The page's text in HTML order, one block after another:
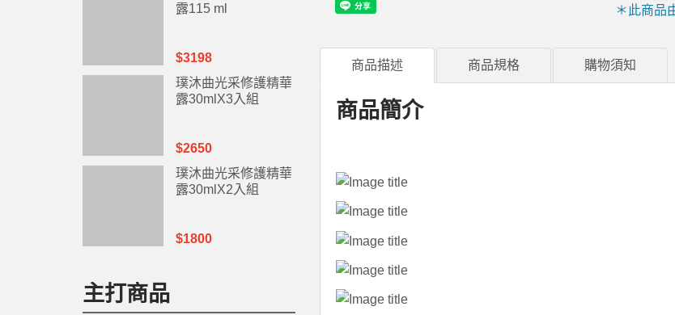
＊此商品
商品描述 商品規格 購物須知
商品簡介
露115 ml
$3198
璞沐曲光采修護精華
露30mlX3入組
$2650
璞沐曲光采修護精華
露30mlX2入組
$1800
主打商品